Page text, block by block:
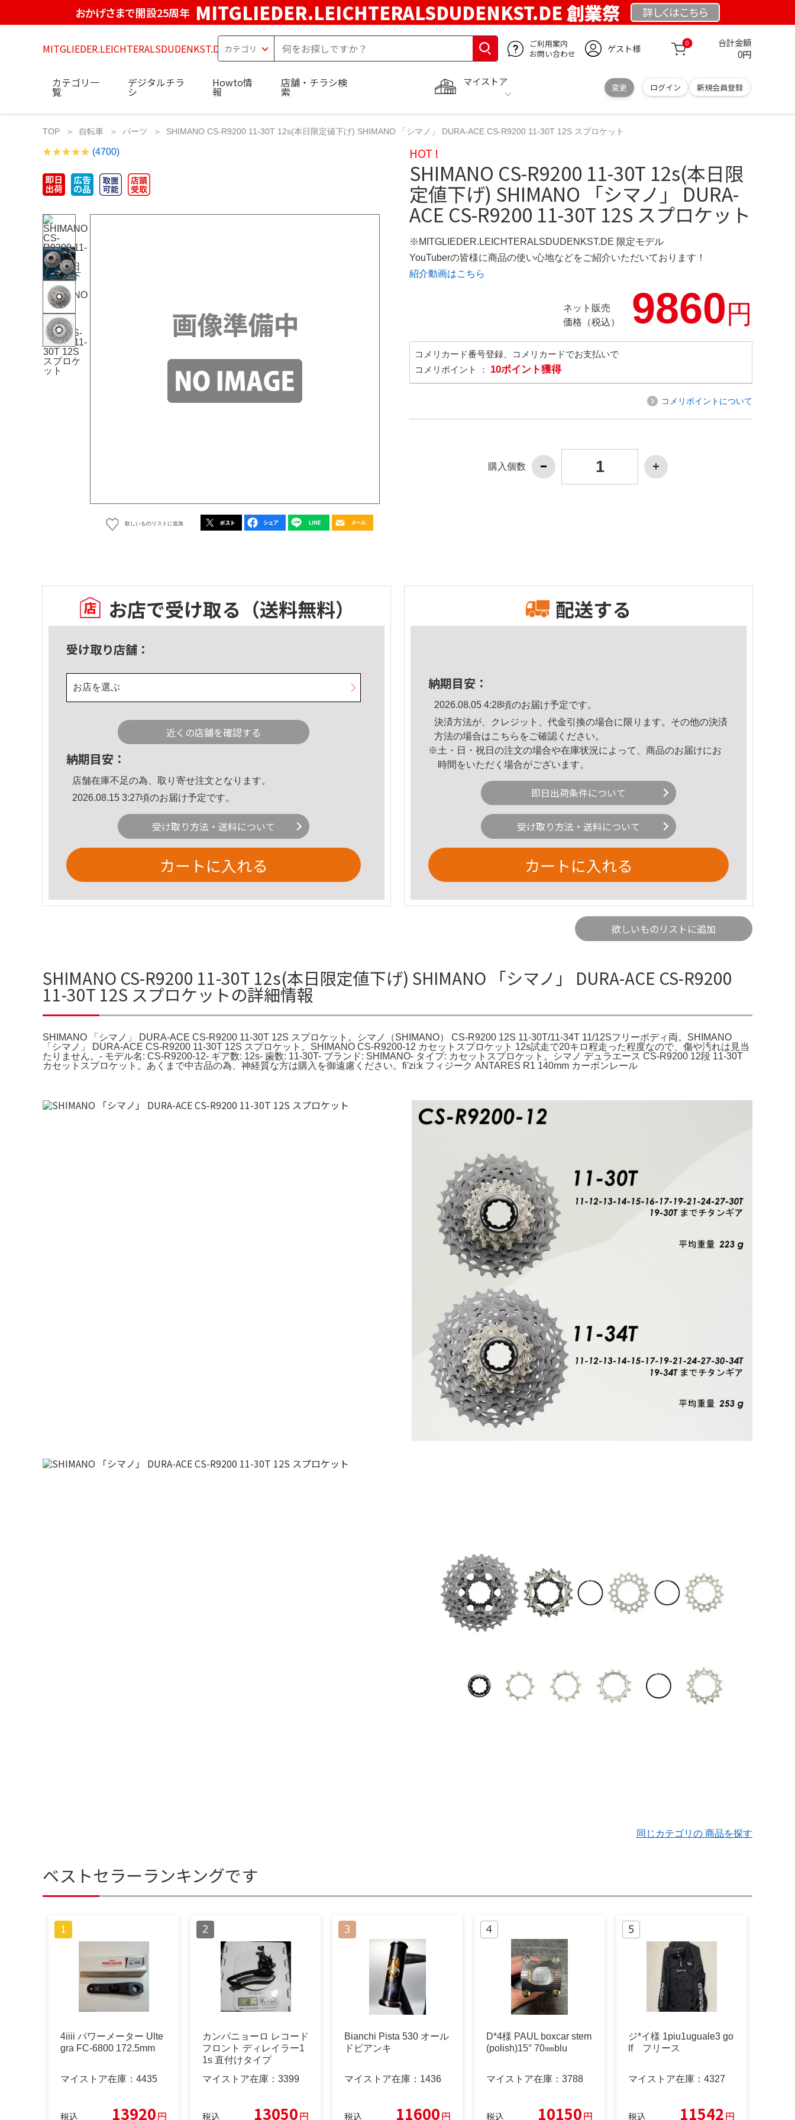
おかげさまで開設25周年 MITGLIEDER.LEICHTERALSDUDENKST.DE 創業祭 詳しくはこちら
MITGLIEDER.LEICHTERALSDUDENKST.DE
ご利用案内
お問い合わせ
ゲスト様 0 合計金額
0円
マイストア
変更 ログイン 新規会員登録
カテゴリ一
覧
デジタルチラ
シ
Howto情
報
店舗・チラシ検
索
TOP 自転車 パーツ SHIMANO CS-R9200 11-30T 12s(本日限定値下げ) SHIMANO 「シマノ」 DURA-ACE CS-R9200 11-30T 12S スプロケット
(4700)
欲しいものリストに追加
HOT !
SHIMANO CS-R9200 11-30T 12s(本日限
定値下げ) SHIMANO 「シマノ」 DURA-
ACE CS-R9200 11-30T 12S スプロケット
※MITGLIEDER.LEICHTERALSDUDENKST.DE 限定モデル
YouTuberの皆様に商品の使い心地などをご紹介いただいております！
紹介動画はこちら
ネット販売
価格（税込）
9860円
コメリカード番号登録、コメリカードでお支払いで
コメリポイント ： 10ポイント獲得
コメリポイントについて
購入個数
お店で受け取る （送料無料）
受け取り店舗：
お店を選ぶ
近くの店舗を確認する
納期目安：
店舗在庫不足の為、取り寄せ注文となります。
2026.08.15 3:27頃のお届け予定です。
受け取り方法・送料について
カートに入れる
配送する
納期目安：
2026.08.05 4:28頃のお届け予定です。
決済方法が、クレジット、代金引換の場合に限ります。その他の決済
方法の場合はこちら をご確認ください。
※土・日・祝日の注文の場合や在庫状況によって、商品のお届けにお
時間をいただく場合がございます。
即日出荷条件について
受け取り方法・送料について
カートに入れる
欲しいものリストに追加
SHIMANO CS-R9200 11-30T 12s(本日限定値下げ) SHIMANO 「シマノ」 DURA-ACE CS-R9200
11-30T 12S スプロケットの詳細情報
SHIMANO 「シマノ」 DURA-ACE CS-R9200 11-30T 12S スプロケット。シマノ（SHIMANO） CS-R9200 12S 11-30T/11-34T 11/12Sフリーボディ両。SHIMANO
「シマノ」 DURA-ACE CS-R9200 11-30T 12S スプロケット。SHIMANO CS-R9200-12 カセットスプロケット 12s試走で20キロ程走った程度なので、傷や汚れは見当
たりません。- モデル名: CS-R9200-12- ギア数: 12s- 歯数: 11-30T- ブランド: SHIMANO- タイプ: カセットスプロケット。シマノ デュラエース CS-R9200 12段 11-30T
カセットスプロケット。あくまで中古品の為、神経質な方は購入を御遠慮ください。fi'zi:k フィジーク ANTARES R1 140mm カーボンレール
同じカテゴリの 商品を探す
ベストセラーランキングです
4iiii パワーメーター Ulte
gra FC-6800 172.5mm
マイストア在庫： 4435
税込 13920円
カンパニョーロ レコード
フロント ディレイラー1
1s 直付けタイプ
マイストア在庫： 3399
税込 13050円
Bianchi Pista 530 オール
ドビアンキ
マイストア在庫： 1436
税込 11600円
D*4様 PAUL boxcar stem
(polish)15° 70㎜blu
マイストア在庫： 3788
税込 10150円
ジ*イ様 1piu1uguale3 go
lf フリース
マイストア在庫： 4327
税込 11542円